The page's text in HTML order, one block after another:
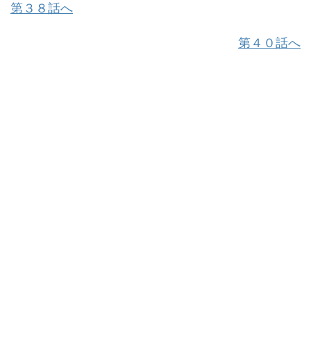
第３８話へ
第４０話へ